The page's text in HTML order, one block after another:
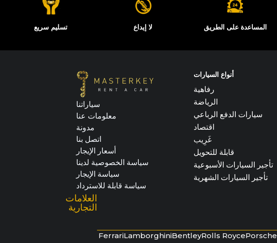
تسليم سريع لا إيداع المساعدة على الطريق
سياراتنا
معلومات عنا
مدونة
اتصل بنا
أسعار الإيجار
سياسة الخصوصية لدينا
سياسة الإيجار
سياسة قابلة للاسترداد
أنواع السيارات
رفاهية
الرياضة
سيارات الدفع الرباعي
اقتصاد
غَرِيب
قابلة للتحويل
تأجير السيارات الأسبوعية
تأجير السيارات الشهرية
العلامات
التجارية
FerrariLamborghiniBentleyRolls RoycePorsche